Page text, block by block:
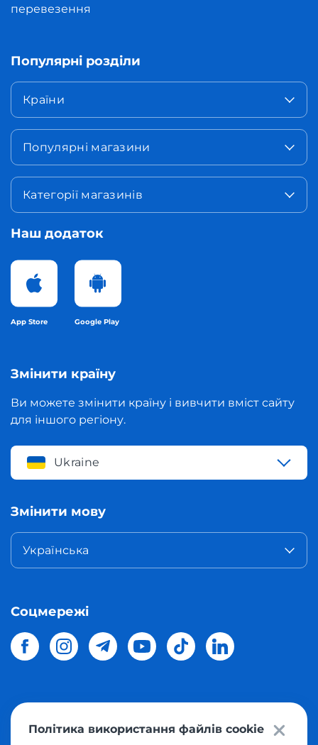
перевезення
Популярні розділи
Країни
Популярні магазини
Категорії магазинів
Наш додаток
App Store Google Play
Змінити країну
Ви можете змінити країну і вивчити вміст сайту
для іншого регіону.
Ukraine
Змінити мову
Українська
Соцмережі
магазинів світу в Україну.Всі права захищені
Політика використання файлів cookie